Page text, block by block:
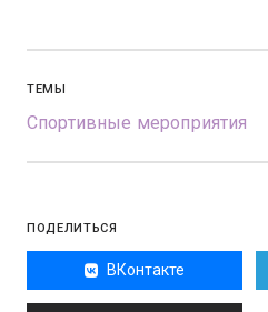
ТЕМЫ
Спортивные мероприятия
ПОДЕЛИТЬСЯ
ВКонтакте